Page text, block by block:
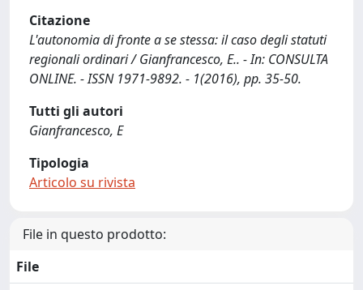
Citazione
L'autonomia di fronte a se stessa: il caso degli statuti
regionali ordinari / Gianfrancesco, E.. - In: CONSULTA
ONLINE. - ISSN 1971-9892. - 1(2016), pp. 35-50.
Tutti gli autori
Gianfrancesco, E
Tipologia
Articolo su rivista
File in questo prodotto:
File